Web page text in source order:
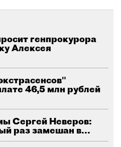
генпрокурора
Алексея
46,5 млн рублей
Сергей Неверов:
раз замешан в...